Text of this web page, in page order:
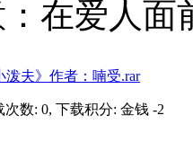
爱人面
泼夫》作者：喃受.rar
次数: 0, 下载积分: 金钱 -2